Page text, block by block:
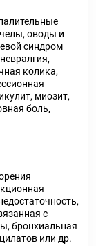
оводы и
синдром
колика,
миозит,
боль,
с
бронхиальная
или др.